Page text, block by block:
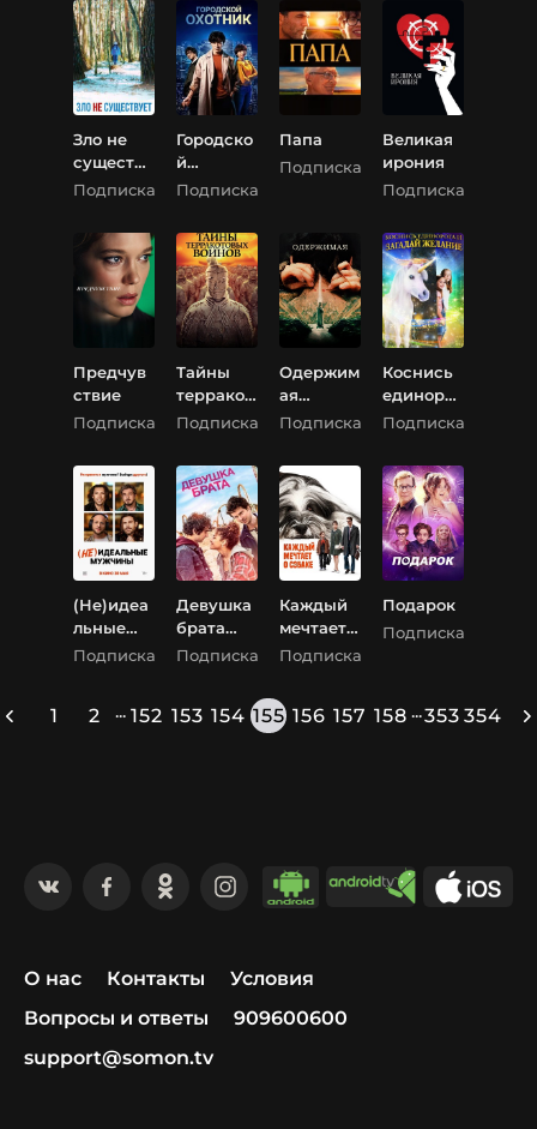
Зло не
существу
ет
Подписка
Городско
й
охотник
Подписка
Папа
Подписка
Великая
ирония
Подписка
Предчув
ствие
Подписка
Тайны
терракот
овых
Подписка
Одержим
ая
(Дьяволь
баня)
Подписка
Коснись
единорог
а и
желание
Подписка
(Не)идеа
льные
мужчины
Подписка
Девушка
брата
(Последн
й
Подписка
Каждый
мечтает о
собаке
Подписка
Подарок
Подписка
1 2 ... 152 153 154 155 156 157 158 ...353 354
О нас Контакты
Условия
Вопросы и ответы
909600600
support@somon.tv